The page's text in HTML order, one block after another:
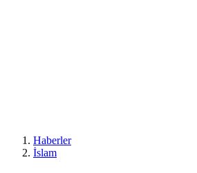
Haberler
İslam